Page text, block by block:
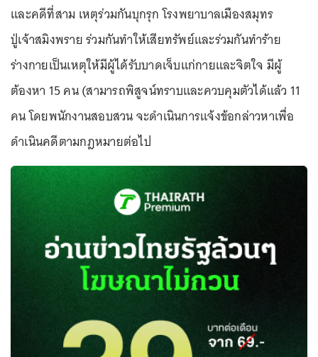
และคดีที่สาม เหตุร่วมกันบุกรุก โรงพยาบาลเมืองสมุทร
ปู่เจ้าสมิงพราย ร่วมกันทำให้เสียทรัพย์และร่วมกันทำร้าย
ร่างกายเป็นเหตุให้มีผู้ได้รับบาดเจ็บแก่กายและจิตใจ มีผู้
ต้องหา 15 คน (สามารถพิสูจน์ทราบและควบคุมตัวได้แล้ว 11
คน โดยพนักงานสอบสวน จะดำเนินการแจ้งข้อกล่าวหาเพื่อ
ดำเนินคดีตามกฎหมายต่อไป